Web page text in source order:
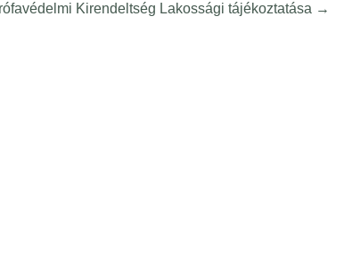
Kirendeltség Lakossági tájékoztatása →